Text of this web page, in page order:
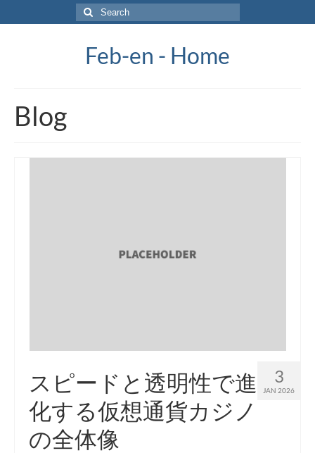
Search
for:
Feb-en - Home
Blog
3
JAN 2026
スピードと透明性で進
化する仮想通貨カジノ
の全体像